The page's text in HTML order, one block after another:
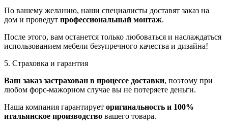
По вашему желанию, наши специалисты доставят заказ на
дом и проведут профессиональный монтаж.
После этого, вам останется только любоваться и наслаждаться
использованием мебели безупречного качества и дизайна!
5. Страховка и гарантия
Ваш заказ застрахован в процессе доставки, поэтому при
любом форс-мажорном случае вы не потеряете деньги.
Наша компания гарантирует оригинальность и 100%
итальянское производство вашего товара.